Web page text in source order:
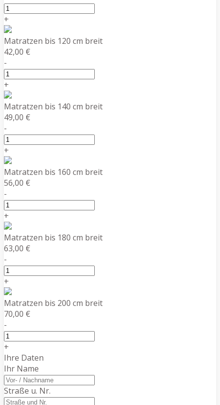
+
Matratzen bis 120 cm breit
42,00 €
-
+
Matratzen bis 140 cm breit
49,00 €
-
+
Matratzen bis 160 cm breit
56,00 €
-
+
Matratzen bis 180 cm breit
63,00 €
-
+
Matratzen bis 200 cm breit
70,00 €
-
+
Ihre Daten
Ihr Name
Straße u. Nr.